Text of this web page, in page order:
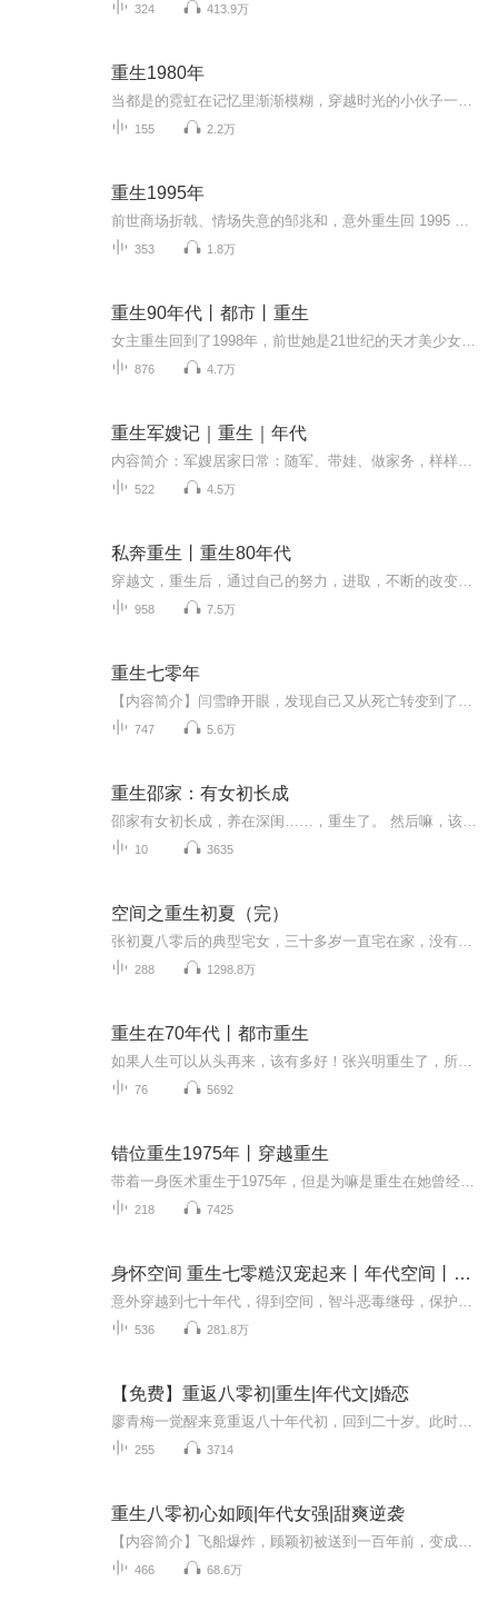
324 413.9万
重生1980年
155 2.2万
重生1995年
353 1.8万
重生90年代丨都市丨重生
876 4.7万
重生军嫂记｜重生｜年代
522 4.5万
私奔重生丨重生80年代
958 7.5万
重生七零年
747 5.6万
重生邵家：有女初长成
10 3635
空间之重生初夏（完）
288 1298.8万
重生在70年代丨都市重生
76 5692
错位重生1975年丨穿越重生
218 7425
身怀空间 重生七零糙汉宠起来丨年代空间丨重生甜宠
536 281.8万
【免费】重返八零初|重生|年代文|婚恋
255 3714
重生八零初心如顾|年代女强|甜爽逆袭
466 68.6万